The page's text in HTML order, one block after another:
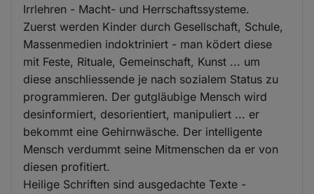
Irrlehren - Macht- und Herrschaftssysteme.
Zuerst werden Kinder durch Gesellschaft, Schule,
Massenmedien indoktriniert - man ködert diese
mit Feste, Rituale, Gemeinschaft, Kunst ... um
diese anschliessende je nach sozialem Status zu
programmieren. Der gutgläubige Mensch wird
desinformiert, desorientiert, manipuliert ... er
bekommt eine Gehirnwäsche. Der intelligente
Mensch verdummt seine Mitmenschen da er von
diesen profitiert.
Heilige Schriften sind ausgedachte Texte -